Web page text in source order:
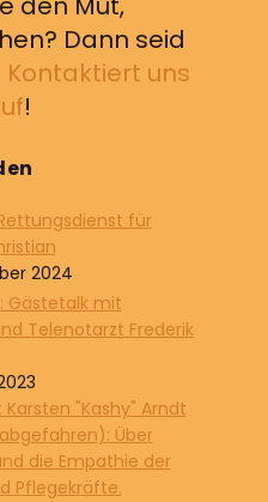
Dann seid
Kontaktiert uns
!
für
2024
Gästetalk mit
Telenotarzt Frederik
"Kashy" Arndt
Über
die Empathie der
Pflegekräfte.